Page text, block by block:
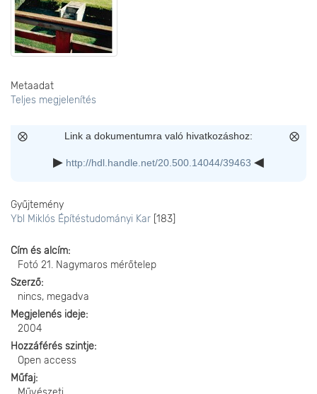
Metaadat
Teljes megjelenítés
Link a dokumentumra való hivatkozáshoz:
http://hdl.handle.net/20.500.14044/39463
Gyűjtemény
Ybl Miklós Építéstudományi Kar [183]
Cím és alcím
Fotó 21. Nagymaros mérőtelep
Szerző
nincs, megadva
Megjelenés ideje
2004
Hozzáférés szintje
Open access
Műfaj